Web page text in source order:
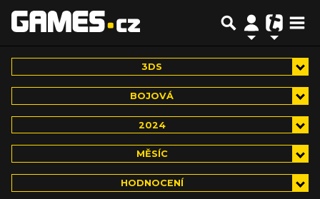
3DS
BOJOVÁ
2024
MĚSÍC
HODNOCENÍ